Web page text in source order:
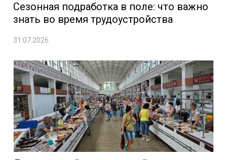
Сезонная подработка в поле: что важно
знать во время трудоустройства
31.07.2026